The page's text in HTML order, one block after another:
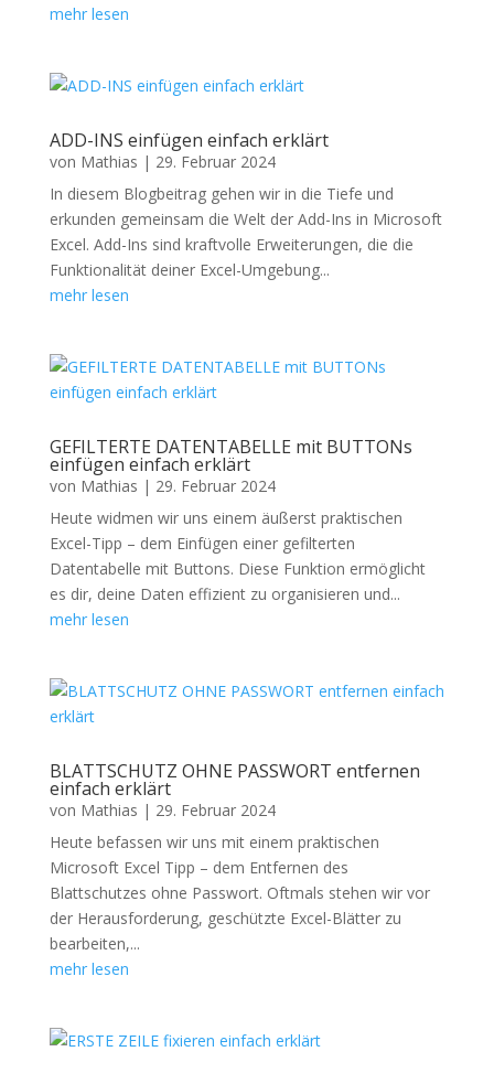
mehr lesen
ADD-INS einfügen einfach erklärt
von Mathias | 29. Februar 2024
In diesem Blogbeitrag gehen wir in die Tiefe und
erkunden gemeinsam die Welt der Add-Ins in Microsoft
Excel. Add-Ins sind kraftvolle Erweiterungen, die die
Funktionalität deiner Excel-Umgebung...
mehr lesen
GEFILTERTE DATENTABELLE mit BUTTONs
einfügen einfach erklärt
von Mathias | 29. Februar 2024
Heute widmen wir uns einem äußerst praktischen
Excel-Tipp – dem Einfügen einer gefilterten
Datentabelle mit Buttons. Diese Funktion ermöglicht
es dir, deine Daten effizient zu organisieren und...
mehr lesen
BLATTSCHUTZ OHNE PASSWORT entfernen
einfach erklärt
von Mathias | 29. Februar 2024
Heute befassen wir uns mit einem praktischen
Microsoft Excel Tipp – dem Entfernen des
Blattschutzes ohne Passwort. Oftmals stehen wir vor
der Herausforderung, geschützte Excel-Blätter zu
bearbeiten,...
mehr lesen